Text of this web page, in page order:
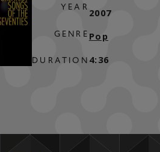
YEAR
GENRE
DURATION
2007
Pop
4:36